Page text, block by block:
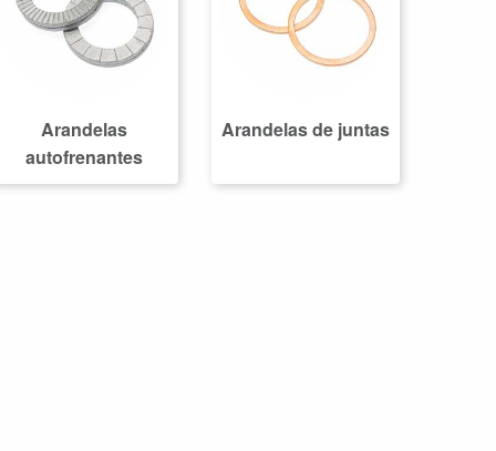
Arandelas
autofrenantes
Arandelas de juntas